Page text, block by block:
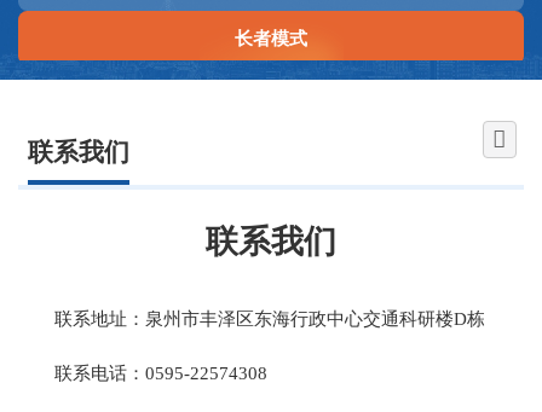
长者模式
联系我们
联系我们
联系地址：泉州市丰泽区东海行政中心交通科研楼D栋
联系电话：0595-22574308